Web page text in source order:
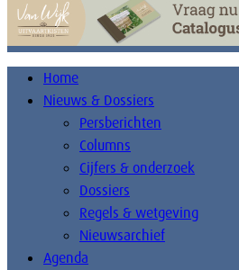
Home
Nieuws & Dossiers
Persberichten
Columns
Cijfers & onderzoek
Dossiers
Regels & wetgeving
Nieuwsarchief
Agenda